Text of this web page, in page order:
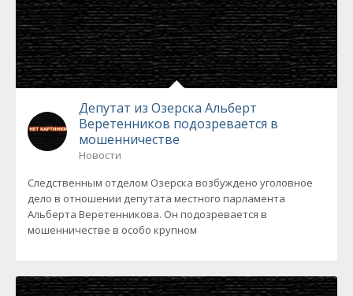
Депутат из Озерска Альберт
Веретенников подозревается в
мошенничестве
Новости
Следственным отделом Озерска возбуждено уголовное
дело в отношении депутата местного парламента
Альберта Веретенникова. Он подозревается в
мошенничестве в особо крупном